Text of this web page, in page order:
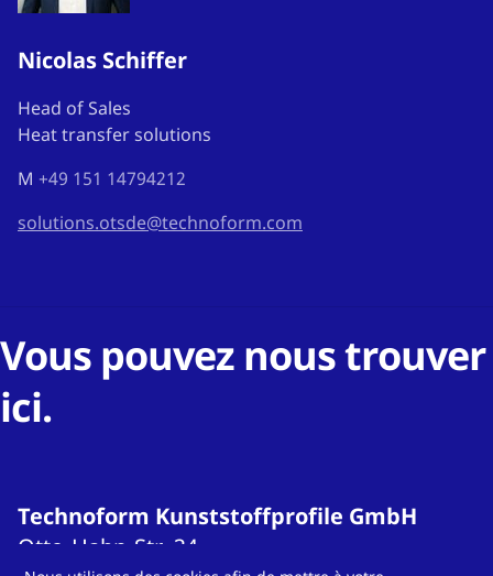
Nicolas Schiffer
Head of Sales
Heat transfer solutions
M +49 151 14794212
solutions.otsde@technoform.com
Vous pouvez nous trouver
ici.
Technoform Kunststoffprofile GmbH
Otto-Hahn-Str. 34